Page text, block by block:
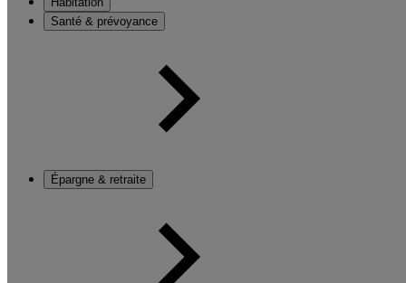
Santé & prévoyance
Épargne & retraite